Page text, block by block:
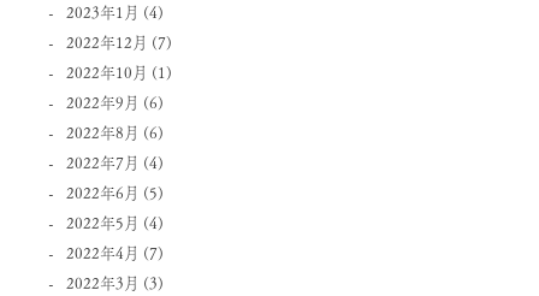
2023年1月 (4)
2022年12月 (7)
2022年10月 (1)
2022年9月 (6)
2022年8月 (6)
2022年7月 (4)
2022年6月 (5)
2022年5月 (4)
2022年4月 (7)
2022年3月 (3)